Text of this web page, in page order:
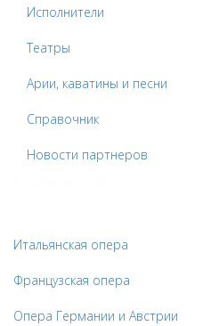
Исполнители
Театры
Арии, каватины и песни
Справочник
Новости партнеров
Итальянская опера
Французская опера
Опера Германии и Австрии